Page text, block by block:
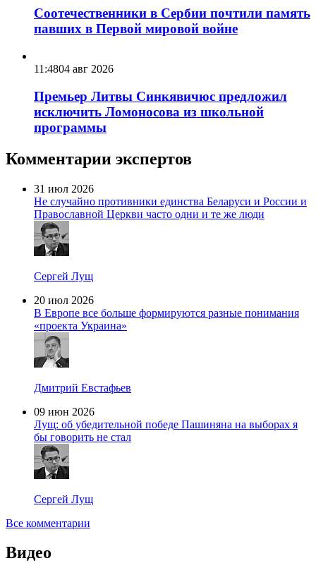
Соотечественники в Сербии почтили память
павших в Первой мировой войне
11:4804 авг 2026
Премьер Литвы Синкявичюс предложил
исключить Ломоносова из школьной
программы
Комментарии экспертов
31 июл 2026
Не случайно противники единства Беларуси и России и
Православной Церкви часто одни и те же люди
Сергей Лущ
20 июл 2026
В Европе все больше формируются разные понимания
«проекта Украина»
Дмитрий Евстафьев
09 июн 2026
Лущ: об убедительной победе Пашиняна на выборах я
бы говорить не стал
Сергей Лущ
Все комментарии
Видео